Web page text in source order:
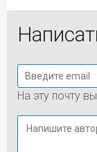
На эту почту